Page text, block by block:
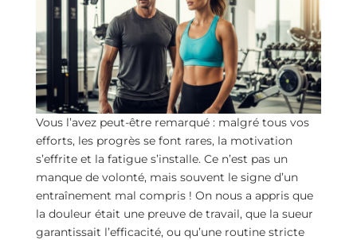
Vous l’avez peut-être remarqué : malgré tous vos
efforts, les progrès se font rares, la motivation
s’effrite et la fatigue s’installe. Ce n’est pas un
manque de volonté, mais souvent le signe d’un
entraînement mal compris ! On nous a appris que
la douleur était une preuve de travail, que la sueur
garantissait l’efficacité, ou qu’une routine stricte